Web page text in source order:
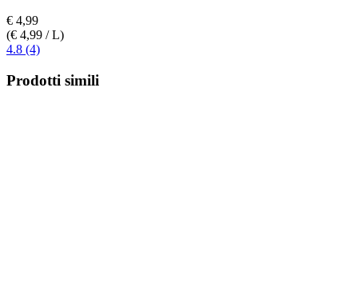
€ 4,99
(€ 4,99 / L)
4.8 (4)
Prodotti simili